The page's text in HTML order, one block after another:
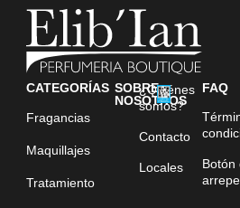
CATEGORÍAS
Fragancias
Maquillajes
Tratamiento
SOBRE
NOSOTROS
¿Quiénes
somos?
Contacto
Locales
FAQ
Botón